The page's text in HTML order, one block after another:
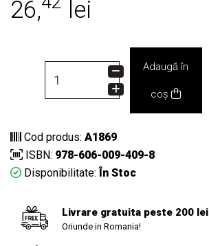
26, lei
Adaugă în
coș
Cod produs: A1869
ISBN: 978-606-009-409-8
Disponibilitate: În Stoc
Livrare gratuita peste 200 lei
Oriunde in Romania!